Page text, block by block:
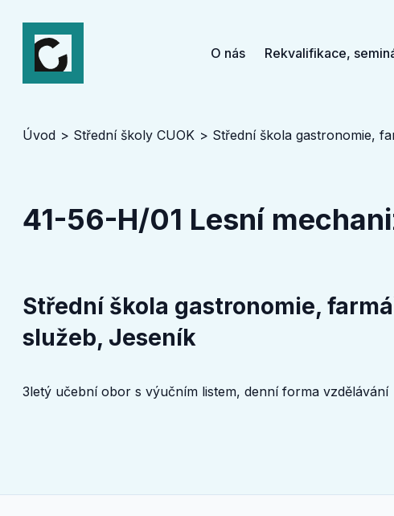
O nás Rekvalifikace,
Úvod Střední školy CUOK Střední škola gastronomie,
41-56-H/01 Lesní
Střední škola gastronomie,
služeb, Jeseník
3letý učební obor s výučním listem, denní forma vzdělávání